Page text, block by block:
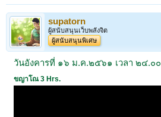
supatorn
ผู้สนับสนุนเว็บพลังจิต
ผู้สนับสนุนพิเศษ
วันอังคารที่ ๑๖ ม.ค.๒๕๖๑ เวลา ๒๔.๐
ขญาโณ 3 Hrs.